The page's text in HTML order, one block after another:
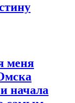
меня
начала